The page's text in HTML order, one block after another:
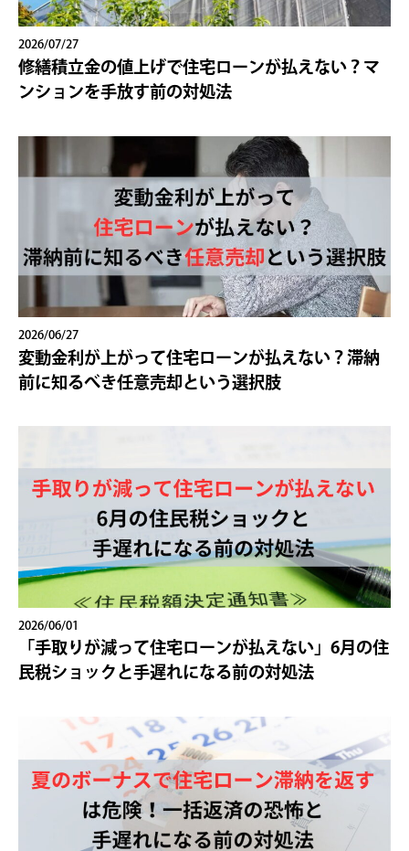
2026/07/27
修繕積立金の値上げで住宅ローンが払えない？マ
ンションを手放す前の対処法
2026/06/27
変動金利が上がって住宅ローンが払えない？滞納
前に知るべき任意売却という選択肢
2026/06/01
「手取りが減って住宅ローンが払えない」6月の住
民税ショックと手遅れになる前の対処法